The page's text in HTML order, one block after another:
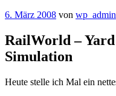
6. März 2008 von wp_admin
RailWorld –
Simulation
Heute stelle ich Mal ein